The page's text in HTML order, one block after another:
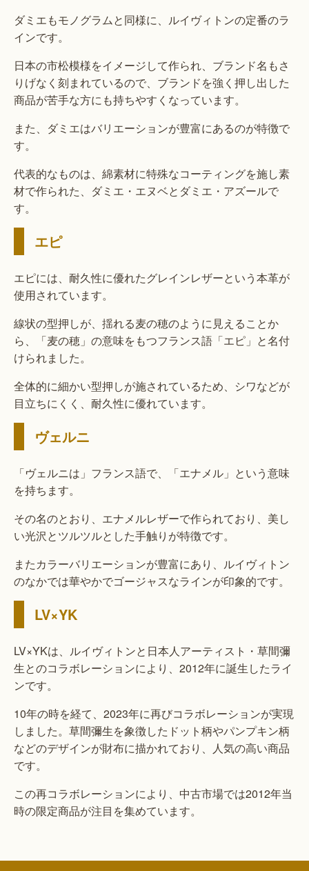
ダミエもモノグラムと同様に、ルイヴィトンの定番のラ
インです。
日本の市松模様をイメージして作られ、ブランド名もさ
りげなく刻まれているので、ブランドを強く押し出した
商品が苦手な方にも持ちやすくなっています。
また、ダミエはバリエーションが豊富にあるのが特徴で
す。
代表的なものは、綿素材に特殊なコーティングを施し素
材で作られた、ダミエ・エヌベとダミエ・アズールで
す。
エピ
エピには、耐久性に優れたグレインレザーという本革が
使用されています。
線状の型押しが、揺れる麦の穂のように見えることか
ら、「麦の穂」の意味をもつフランス語「エピ」と名付
けられました。
全体的に細かい型押しが施されているため、シワなどが
目立ちにくく、耐久性に優れています。
ヴェルニ
「ヴェルニは」フランス語で、「エナメル」という意味
を持ちます。
その名のとおり、エナメルレザーで作られており、美し
い光沢とツルツルとした手触りが特徴です。
またカラーバリエーションが豊富にあり、ルイヴィトン
のなかでは華やかでゴージャスなラインが印象的です。
LV×YK
LV×YKは、ルイヴィトンと日本人アーティスト・草間彌
生とのコラボレーションにより、2012年に誕生したライ
ンです。
10年の時を経て、2023年に再びコラボレーションが実現
しました。草間彌生を象徴したドット柄やパンプキン柄
などのデザインが財布に描かれており、人気の高い商品
です。
この再コラボレーションにより、中古市場では2012年当
時の限定商品が注目を集めています。